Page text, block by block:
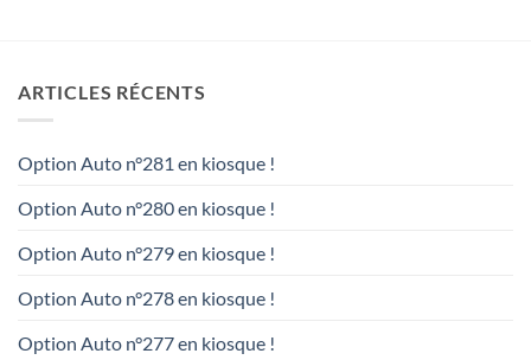
ARTICLES RÉCENTS
Option Auto n°281 en kiosque !
Option Auto n°280 en kiosque !
Option Auto n°279 en kiosque !
Option Auto n°278 en kiosque !
Option Auto n°277 en kiosque !